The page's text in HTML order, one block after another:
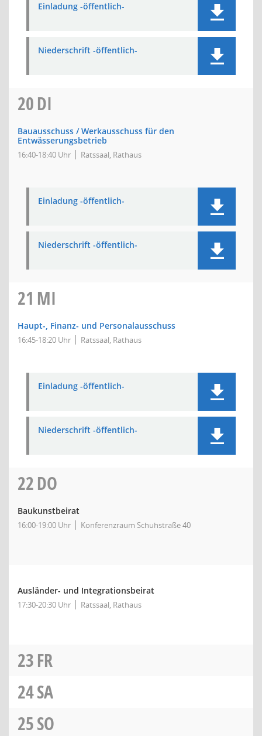
Einladung -öffentlich-
Niederschrift -öffentlich-
20DI
Bauausschuss / Werkausschuss für den
Entwässerungsbetrieb
16:40-18:40 Uhr Ratssaal, Rathaus
Einladung -öffentlich-
Niederschrift -öffentlich-
21 MI
Haupt-, Finanz- und Personalausschuss
16:45-18:20 Uhr Ratssaal, Rathaus
Einladung -öffentlich-
Niederschrift -öffentlich-
22DO
Baukunstbeirat
16:00-19:00 Uhr Konferenzraum Schuhstraße 40
Ausländer- und Integrationsbeirat
17:30-20:30 Uhr Ratssaal, Rathaus
23FR
24SA
25SO